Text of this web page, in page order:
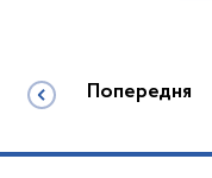
Попередня